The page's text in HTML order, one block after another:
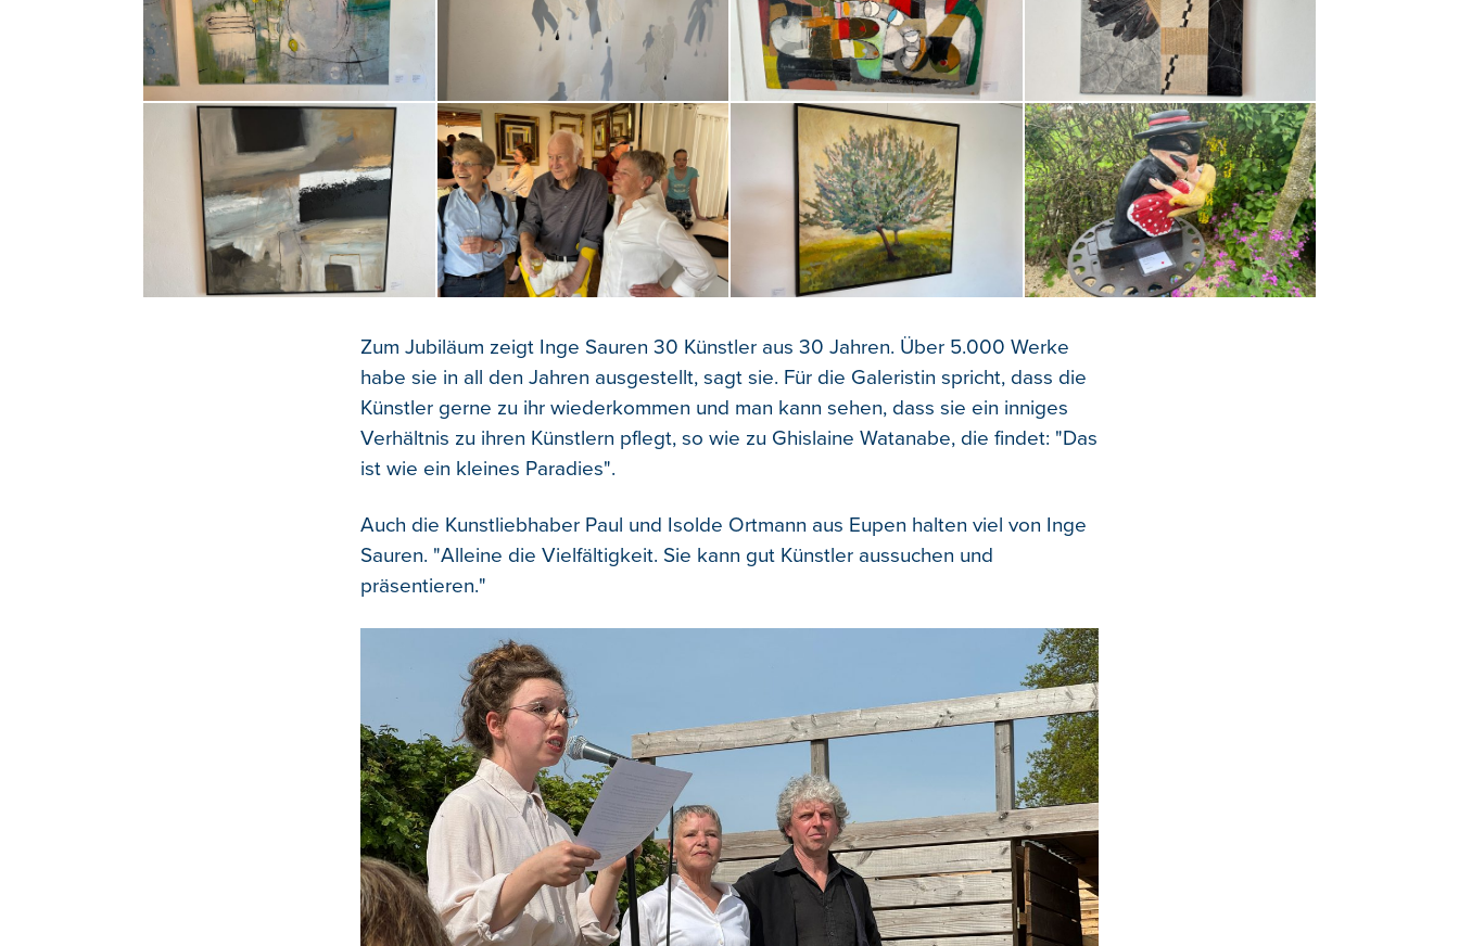
Zum Jubiläum zeigt Inge Sauren 30 Künstler aus 30 Jahren. Über 5.000 Werke
habe sie in all den Jahren ausgestellt, sagt sie. Für die Galeristin spricht, dass die
Künstler gerne zu ihr wiederkommen und man kann sehen, dass sie ein inniges
Verhältnis zu ihren Künstlern pflegt, so wie zu Ghislaine Watanabe, die findet: "Das
ist wie ein kleines Paradies".
Auch die Kunstliebhaber Paul und Isolde Ortmann aus Eupen halten viel von Inge
Sauren. "Alleine die Vielfältigkeit. Sie kann gut Künstler aussuchen und
präsentieren."